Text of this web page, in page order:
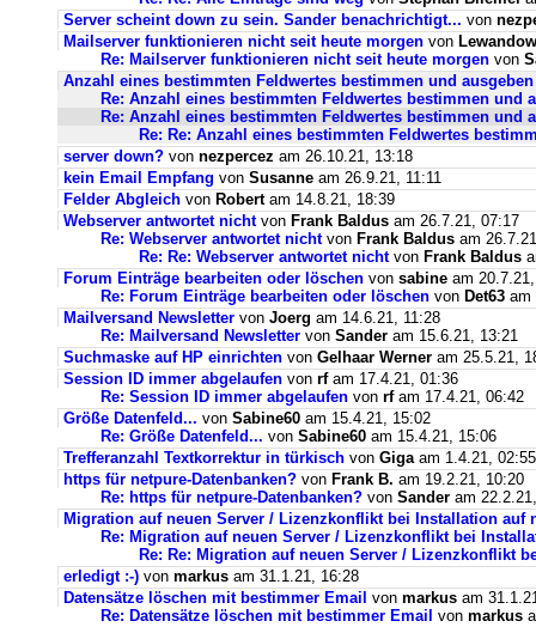
Server scheint down zu sein. Sander benachrichtigt... von
Mailserver funktionieren nicht seit heute morgen von
Re: Mailserver funktionieren nicht seit heute morgen von
Anzahl eines bestimmten Feldwertes bestimmen und ausgeben
Re: Anzahl eines bestimmten Feldwertes bestimmen und
Re: Anzahl eines bestimmten Feldwertes bestimmen und
Re: Re: Anzahl eines bestimmten Feldwertes
server down? von nezpercez am 26.10.21, 13:18
kein Email Empfang von Susanne am 26.9.21, 11:11
Felder Abgleich von Robertam 14.8.21, 18:39
Webserver antwortet nichtvon Frank Baldus am 26.7.21, 07:17
Re: Webserver antwortet nichtvon Frank Baldus am
Re: Re: Webserver antwortet nichtvon Frank Baldus
Forum Einträge bearbeiten oder löschen von sabine am
Re: Forum Einträge bearbeiten oder löschen von Det63 am
Mailversand Newsletter von Joerg am 14.6.21, 11:28
Re: Mailversand Newsletter von Sander am 15.6.21, 13:21
Suchmaske auf HP einrichten von Gelhaar Werner am 25.5.21,
Session ID immer abgelaufen von rfam 17.4.21, 01:36
Re: Session ID immer abgelaufen von rfam 17.4.21, 06:42
Größe Datenfeld... von Sabine60 am 15.4.21, 15:02
Re: Größe Datenfeld... von Sabine60 am 15.4.21, 15:06
Trefferanzahl Textkorrektur in türkisch von Gigaam 1.4.21, 02:55
https für netpure-Datenbanken? von Frank B. am 19.2.21, 10:20
Re: https für netpure-Datenbanken? von Sander am
Migration auf neuen Server / Lizenzkonflikt bei Installation auf
Re: Migration auf neuen Server / Lizenzkonflikt bei
Re: Re: Migration auf neuen Server / Lizenzkonflikt
erledigt :-) von markus am 31.1.21, 16:28
Datensätze löschen mit bestimmer Email von markus am
Re: Datensätze löschen mit bestimmer Email von markus